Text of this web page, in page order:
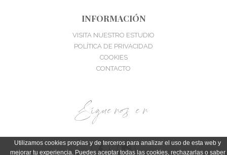
Utilizamos cookies propias y de terceros para analizar el uso de esta web y
mejorar tu experiencia. Puedes aceptar todas las cookies, rechazarlas o saber
INFORMACIÓN
VISITA NUESTRO ESTUDIO
POLÍTICA DE PRIVACIDAD
COOKIES
CONTACTO
Síguenos en